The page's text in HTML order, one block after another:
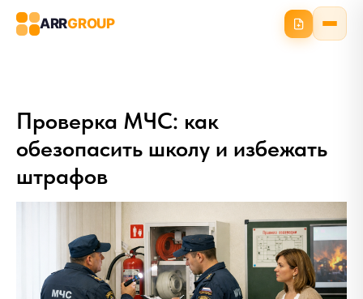
ARRGROUP
Проверка МЧС: как
обезопасить школу и избежать
штрафов